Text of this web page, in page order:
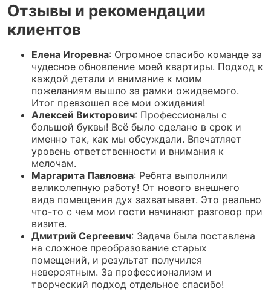
Отзывы и рекомендации
клиентов
Елена Игоревна: Огромное спасибо команде за
чудесное обновление моей квартиры. Подход к
каждой детали и внимание к моим
пожеланиям вышло за рамки ожидаемого.
Итог превзошел все мои ожидания!
Алексей Викторович: Профессионалы с
большой буквы! Всё было сделано в срок и
именно так, как мы обсуждали. Впечатляет
уровень ответственности и внимания к
мелочам.
Маргарита Павловна: Ребята выполнили
великолепную работу! От нового внешнего
вида помещения дух захватывает. Это реально
что-то с чем мои гости начинают разговор при
визите.
Дмитрий Сергеевич: Задача была поставлена
на сложное преобразование старых
помещений, и результат получился
невероятным. За профессионализм и
творческий подход отдельное спасибо!